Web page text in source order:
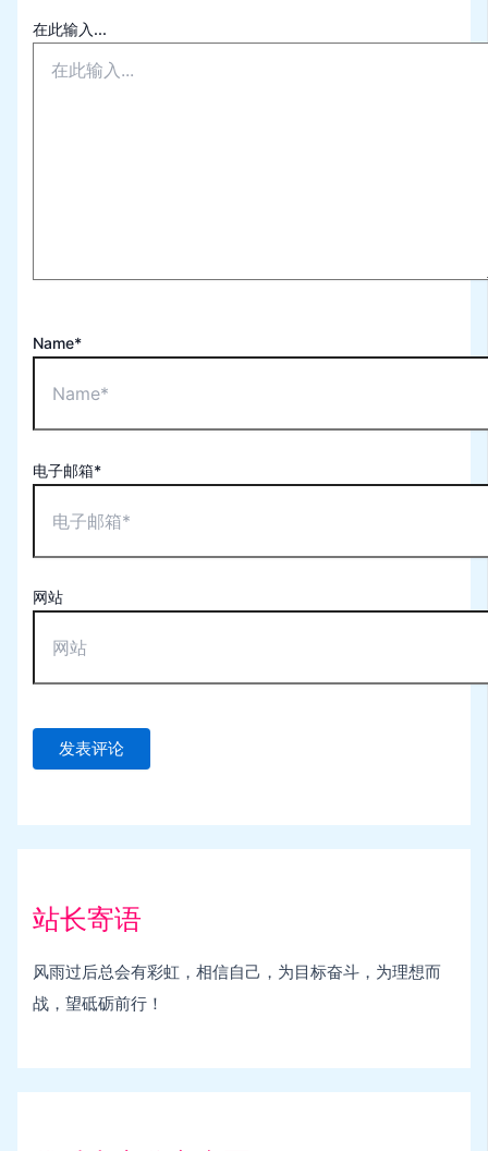
在此输入...
Name*
电子邮箱*
网站
站长寄语
风雨过后总会有彩虹，相信自己，为目标奋斗，为理想而
战，望砥砺前行！